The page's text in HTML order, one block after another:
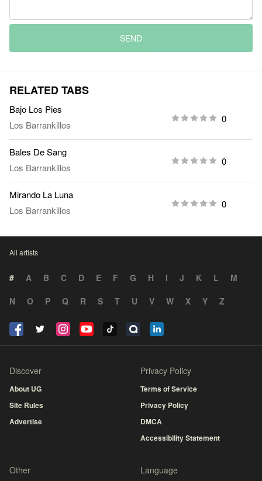
SEND
RELATED TABS
Bajo Los Pies
Los Barrankillos
0
Bales De Sang
Los Barrankillos
0
Mirando La Luna
Los Barrankillos
0
All artists
# A B C D E F G H I J K L
M
N
O P Q R S T U V W X Y Z
Discover
About UG
Site Rules
Advertise
Privacy Policy
Terms of Service
Privacy Policy
DMCA
Accessibility Statement
Other Language